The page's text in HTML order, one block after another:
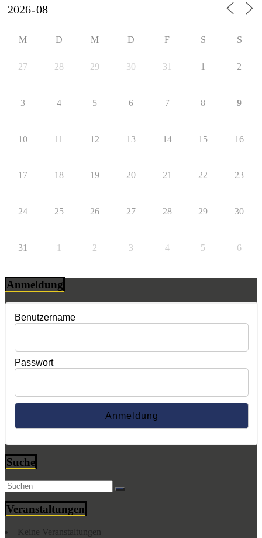
M D M D F S S
27 28 29 30 31 1 2
3 4 5 6 7 8 9
10 11 12 13 14 15 16
17 18 19 20 21 22 23
24 25 26 27 28 29 30
31 1 2 3 4 5 6
Anmeldung
Benutzername
Passwort
Suche
Veranstaltungen
Keine Veranstaltungen